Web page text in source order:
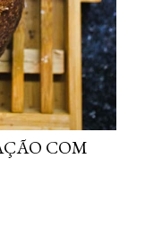
COM